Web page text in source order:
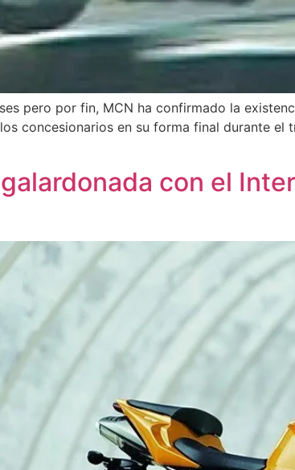
pero por fin, MCN ha confirmado la
concesionarios en su forma final durante el
con el